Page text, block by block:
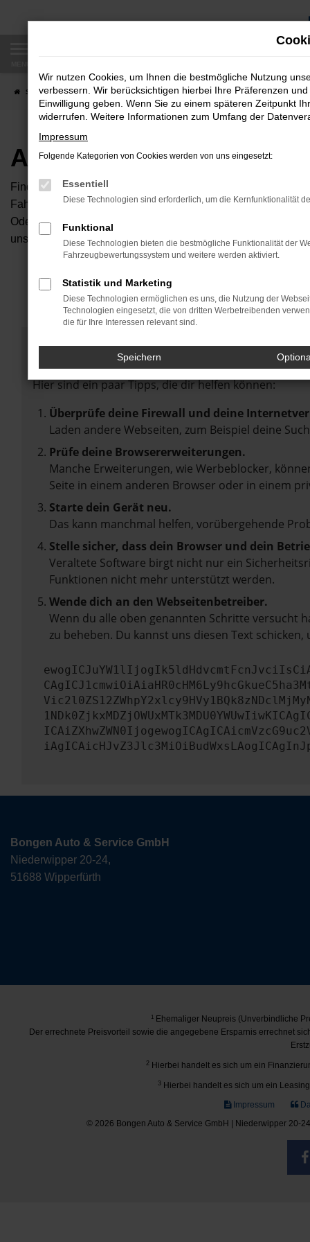
Zum
Startseite Fahrzeugangebote Autobörse
Autobörse
Finden Sie Ihren neuen Traumwagen bei uns. Dafür haben
Fahrzeuge an, die bei uns auf dem Hof stehen. Dann
Oder Sie klicken auf den Button Autobörse und Sie haben
unserem Händlernetzwerk. Diese Fahrzeuge können wir
Fehler: Network Error
Beim Laden ist ein Fehler aufgetreten.
Hier sind ein paar Tipps, die dir helfen können:
Überprüfe deine Firewall und deine
Laden andere Webseiten, zum Beispiel deine
Prüfe deine Browsererweiterungen.
Manche Erweiterungen, wie Werbeblocker,
Seite in einem anderen Browser oder in einem
Starte dein Gerät neu.
Das kann manchmal helfen, vorübergehende
Stelle sicher, dass dein Browser und dein
Veraltete Software birgt nicht nur ein
Funktionen nicht mehr unterstützt werden.
Wende dich an den Webseitenbetreiber.
Wenn du alle oben genannten Schritte versucht
zu beheben. Du kannst uns diesen Text
Bongen Auto & Service GmbH
Niederwipper 20-24,
51688 Wipperfürth
1Ehemaliger Neupreis (Unverbindliche
Der errechnete Preisvorteil sowie die angegebene Ersparnis errechnet
2 Hierbei handelt es sich um ein
3 Hierbei handelt es sich um ein
Impressum
© 2026 Bongen Auto & Service GmbH | Niederwipper 20-
Wir nutzen Cookies, um Ihnen die bestmögliche Nutzung
verbessern. Wir berücksichtigen hierbei Ihre Präferenzen
Einwilligung geben. Wenn Sie zu einem späteren Zeitpunkt
widerrufen. Weitere Informationen zum Umfang der
Impressum
Folgende Kategorien von Cookies werden von uns eingesetzt:
Essentiell
Diese Technologien sind erforderlich, um die Kernfunktionalität
Funktional
Diese Technologien bieten die bestmögliche Funktionalität der
Fahrzeugbewertungssystem und weitere werden aktiviert.
Statistik und Marketing
Diese Technologien ermöglichen es uns, die Nutzung der
Technologien eingesetzt, die von dritten Werbetreibenden
die für Ihre Interessen relevant sind.
Speichern